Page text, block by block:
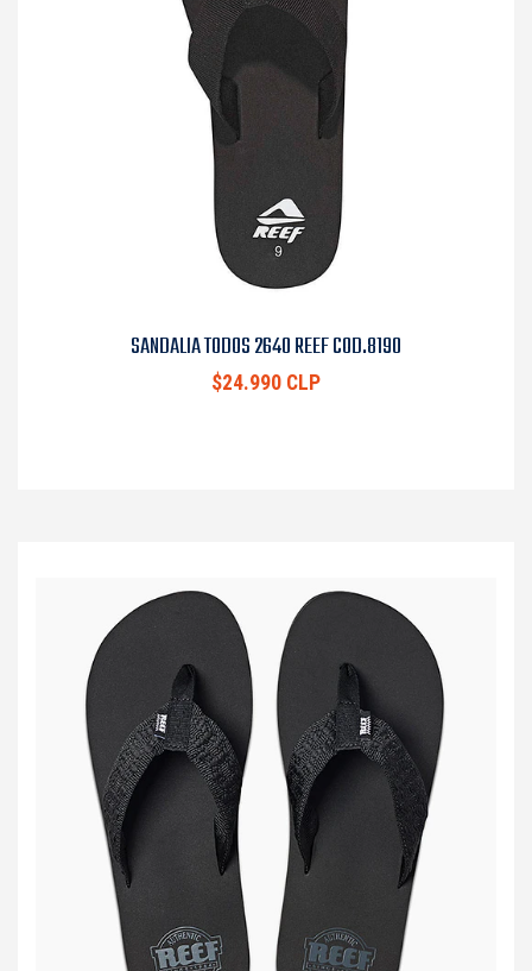
SANDALIA TODOS 2640 REEF COD.8190
$24.990 CLP